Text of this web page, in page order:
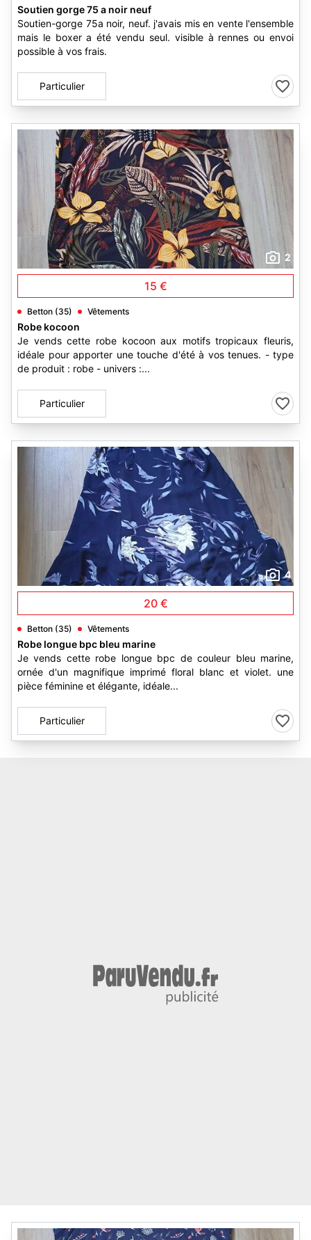
Soutien gorge 75 a noir neuf
Soutien-gorge 75a noir, neuf. j'avais mis en vente l'ensemble
mais le boxer a été vendu seul. visible à rennes ou envoi
possible à vos frais.
Particulier
2
15 €
Betton (35) Vêtements
Robe kocoon
Je vends cette robe kocoon aux motifs tropicaux fleuris,
idéale pour apporter une touche d'été à vos tenues. - type
de produit : robe - univers :...
Particulier
4
20 €
Betton (35) Vêtements
Robe longue bpc bleu marine
Je vends cette robe longue bpc de couleur bleu marine,
ornée d'un magnifique imprimé floral blanc et violet. une
pièce féminine et élégante, idéale...
Particulier